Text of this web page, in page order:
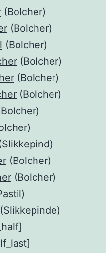
(Bolcher)
(Bolcher)
(Bolcher)
(Bolcher)
(Bolcher)
(Bolcher)
(Slikkepind)
(Bolcher)
(Bolcher)